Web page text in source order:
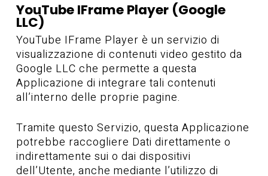
YouTube IFrame Player (Google
LLC)
YouTube IFrame Player è un servizio di
visualizzazione di contenuti video gestito da
Google LLC che permette a questa
Applicazione di integrare tali contenuti
all’interno delle proprie pagine.
Tramite questo Servizio, questa Applicazione
potrebbe raccogliere Dati direttamente o
indirettamente sui o dai dispositivi
dell’Utente, anche mediante l’utilizzo di